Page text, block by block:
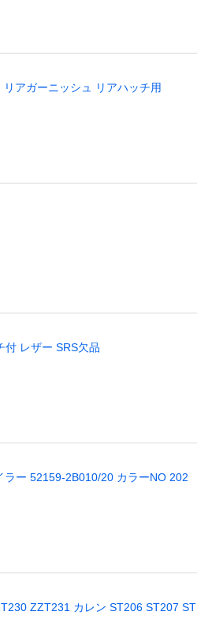
アガーニッシュ リアハッチ用
レザー SRS欠品
ー 52159-2B010/20 カラーNO 202
ZZT231 カレン ST206 ST207 ST